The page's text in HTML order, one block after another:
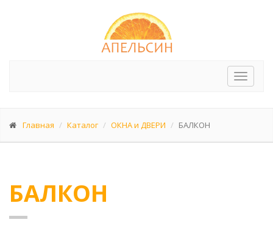
Главная Каталог ОКНА и ДВЕРИ БАЛКОН
БАЛКОН